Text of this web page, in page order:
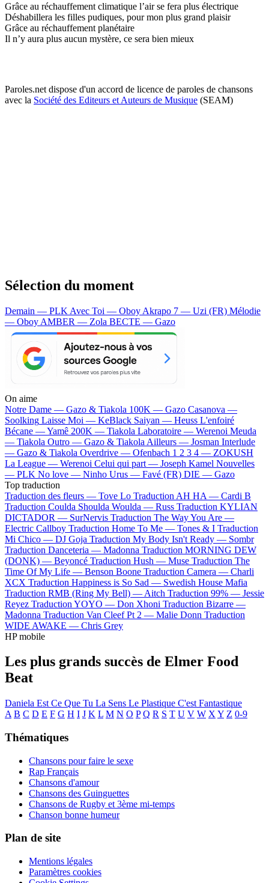
Grâce au réchauffement climatique l’air se fera plus électrique
Déshabillera les filles pudiques, pour mon plus grand plaisir
Grâce au réchauffement planétaire
Il n’y aura plus aucun mystère, ce sera bien mieux
Paroles.net dispose d'un accord de licence de paroles de chansons
avec la Société des Editeurs et Auteurs de Musique (SEAM)
Sélection du moment
Demain — PLK Avec Toi — Oboy Akrapo 7 — Uzi (FR) Mélodie
— Oboy AMBER — Zola BECTE — Gazo
On aime
Notre Dame — Gazo & Tiakola 100K — Gazo Casanova —
Soolking Laisse Moi — KeBlack Saiyan — Heuss L'enfoiré
Bécane —Yamê 200K — Tiakola Laboratoire — Werenoi Meuda
— Tiakola Outro — Gazo & Tiakola Ailleurs — Josman Interlude
— Gazo & Tiakola Overdrive — Ofenbach 1 2 3 4 — ZOKUSH
La League — Werenoi Celui qui part — Joseph Kamel Nouvelles
— PLK No love — Ninho Urus — Favé (FR) DIE — Gazo
Top traduction
Traduction des fleurs — Tove Lo Traduction AH HA — Cardi B
Traduction Coulda Shoulda Woulda — Russ Traduction KYLIAN
DICTADOR — SurNervis Traduction The Way You Are —
Electric Callboy Traduction Home To Me — Tones & I Traduction
Mi Chico — DJ Goja Traduction My Body Isn't Ready — Sombr
Traduction Danceteria — Madonna Traduction MORNING DEW
(DONK) — Beyoncé Traduction Hush — Muse Traduction The
Time Of My Life — Benson Boone Traduction Camera — Charli
XCX Traduction Happiness is So Sad — Swedish House Mafia
Traduction RMB (Ring My Bell) — Aitch Traduction 99% — Jessie
Reyez Traduction YOYO — Don Xhoni Traduction Bizarre —
Madonna Traduction Van Cleef Pt 2 — Malie Donn Traduction
WIDE AWAKE — Chris Grey
HP mobile
Les plus grands succès de Elmer Food
Beat
Daniela Est Ce Que Tu La Sens Le Plastique C'est Fantastique
A B C D E F G H I J K L M N O P Q R S T U V W X Y Z 0-9
Thématiques
Chansons pour faire le sexe
Rap Français
Chansons d'amour
Chansons des Guinguettes
Chansons de Rugby et 3ème mi-temps
Chanson bonne humeur
Plan de site
Mentions légales
Paramètres cookies